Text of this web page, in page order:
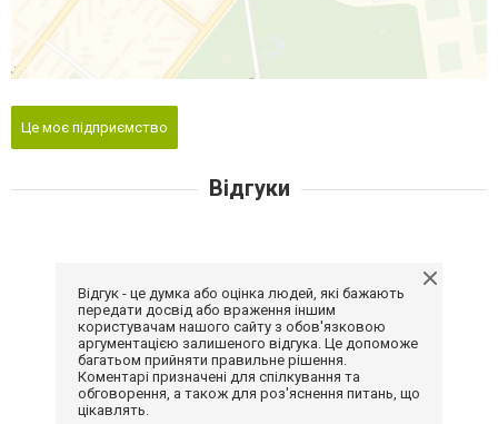
Це моє підприємство
Відгуки
Відгук - це думка або оцінка людей, які бажають
передати досвід або враження іншим
користувачам нашого сайту з обов'язковою
аргументацією залишеного відгука. Це допоможе
багатьом прийняти правильне рішення.
Коментарі призначені для спілкування та
обговорення, а також для роз'яснення питань, що
цікавлять.